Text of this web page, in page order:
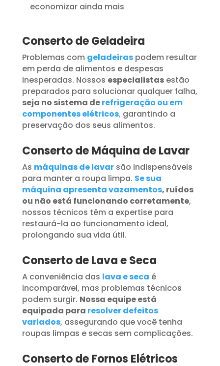
economizar ainda mais
Conserto de Geladeira
Problemas com geladeiraspodem resultar
em perda de alimentos e despesas
inesperadas. Nossos especialistasestão
preparados para solucionar qualquer falha,
seja no sistema derefrigeração ou em
componentes elétricos, garantindo a
preservação dos seus alimentos.
Conserto de Máquina de Lavar
As máquinas de lavar são indispensáveis
para manter a roupa limpa. Se sua
máquina apresenta vazamentos, ruídos
ou não está funcionando corretamente,
nossos técnicos têm a expertise para
restaurá-la ao funcionamento ideal,
prolongando sua vida útil.
Conserto de Lava e Seca
A conveniência das lava e seca é
incomparável, mas problemas técnicos
podem surgir. Nossa equipe está
equipada para resolver defeitos
variados, assegurando que você tenha
roupas limpas e secas sem complicações.
Conserto de Fornos Elétricos